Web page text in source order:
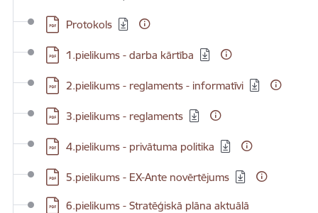
Lejupielādēt:
Protokols
Lejupielādēt:
1.pielikums - darba kārtība
Lejupielādēt:
2.pielikums - reglaments - informatīvi
Lejupielādēt:
3.pielikums - reglaments
Lejupielādēt:
4.pielikums - privātuma politika
Lejupielādēt:
5.pielikums - EX-Ante novērtējums
Lejupielādēt:
6.pielikums - Stratēģiskā plāna aktuālā